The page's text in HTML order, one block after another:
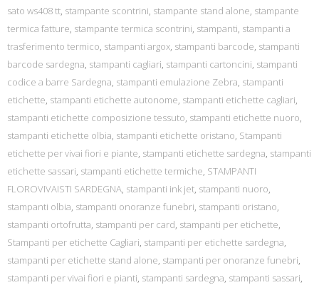
sato ws408 tt, stampante scontrini, stampante stand alone, stampante
termica fatture, stampante termica scontrini, stampanti, stampanti a
trasferimento termico, stampanti argox, stampanti barcode, stampanti
barcode sardegna, stampanti cagliari, stampanti cartoncini, stampanti
codice a barre Sardegna, stampanti emulazione Zebra, stampanti
etichette, stampanti etichette autonome, stampanti etichette cagliari,
stampanti etichette composizione tessuto, stampanti etichette nuoro,
stampanti etichette olbia, stampanti etichette oristano, Stampanti
etichette per vivai fiori e piante, stampanti etichette sardegna, stampanti
etichette sassari, stampanti etichette termiche, STAMPANTI
FLOROVIVAISTI SARDEGNA, stampanti ink jet, stampanti nuoro,
stampanti olbia, stampanti onoranze funebri, stampanti oristano,
stampanti ortofrutta, stampanti per card, stampanti per etichette,
Stampanti per etichette Cagliari, stampanti per etichette sardegna,
stampanti per etichette stand alone, stampanti per onoranze funebri,
stampanti per vivai fiori e pianti, stampanti sardegna, stampanti sassari,